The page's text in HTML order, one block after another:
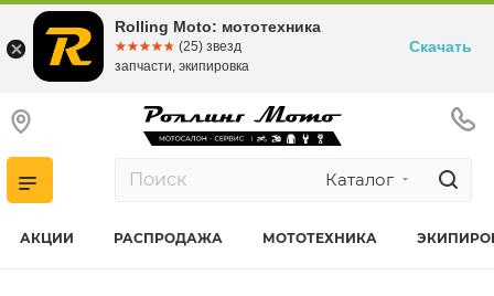
Каталог
АКЦИИ РАСПРОДАЖА МОТОТЕХНИКА
Rolling Moto: мототехника
☆☆☆☆☆
★★★★★ (25) звезд
запчасти, экипировка
Скачать